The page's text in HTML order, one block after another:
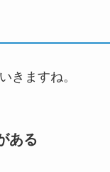
きますね。
ある